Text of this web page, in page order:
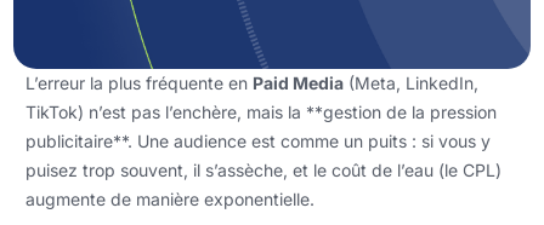
L’erreur la plus fréquente en Paid Media (Meta, LinkedIn,
TikTok) n’est pas l’enchère, mais la **gestion de la pression
publicitaire**. Une audience est comme un puits : si vous y
puisez trop souvent, il s’assèche, et le coût de l’eau (le CPL)
augmente de manière exponentielle.